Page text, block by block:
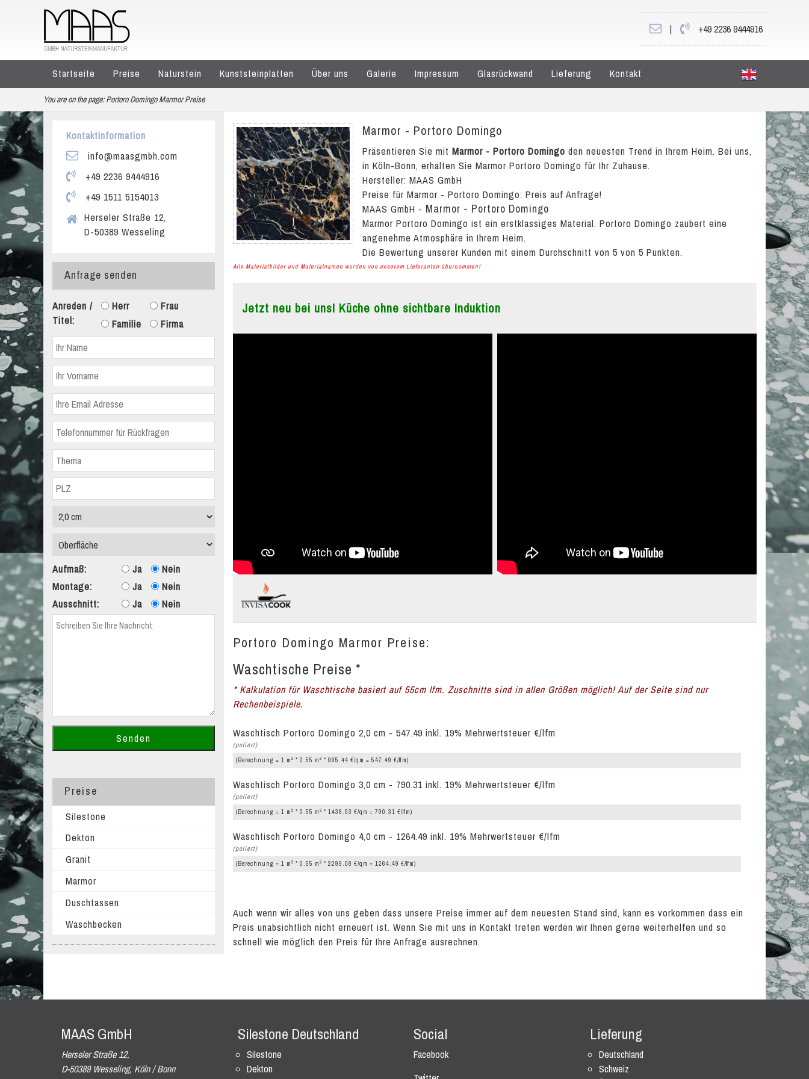
| +49 2236 9444916
Startseite Preise Naturstein Kunststeinplatten Über uns Galerie Impressum Glasrückwand Lieferung Kontakt
You are on the page: Portoro Domingo Marmor Preise
Marmor - Portoro Domingo
Präsentieren Sie mit Marmor - Portoro Domingo den neuesten Trend in Ihrem Heim. Bei uns,
in Köln-Bonn, erhalten Sie Marmor Portoro Domingo für Ihr Zuhause.
Hersteller: MAAS GmbH
Preise für Marmor - Portoro Domingo: Preis auf Anfrage!
MAAS GmbH - Marmor - Portoro Domingo
Marmor Portoro Domingo ist ein erstklassiges Material. Portoro Domingo zaubert eine
angenehme Atmosphäre in Ihrem Heim.
Die Bewertung unserer Kunden mit einem Durchschnitt von 5 von 5 Punkten.
Alle Materialbilder und Materialnamen wurden von unserem Lieferanten übernommen!
Jetzt neu bei uns! Küche ohne sichtbare Induktion
Portoro Domingo Marmor Preise:
Waschtische Preise *
* Kalkulation für Waschtische basiert auf 55cm lfm. Zuschnitte sind in allen Größen möglich! Auf der Seite sind nur
Rechenbeispiele.
Waschtisch Portoro Domingo 2,0 cm - 547.49 inkl. 19% Mehrwertsteuer €/lfm
(poliert)
(Berechnung = 1 m 2 * 0.55 m 2 * 995.44 €/qm = 547.49 €/lfm)
Waschtisch Portoro Domingo 3,0 cm - 790.31 inkl. 19% Mehrwertsteuer €/lfm
(poliert)
(Berechnung = 1 m 2 * 0.55 m 2 * 1436.93 €/qm = 790.31 €/lfm)
Waschtisch Portoro Domingo 4,0 cm - 1264.49 inkl. 19% Mehrwertsteuer €/lfm
(poliert)
(Berechnung = 1 m 2 * 0.55 m 2 * 2299.08 €/qm = 1264.49 €/lfm)
Auch wenn wir alles von uns geben dass unsere Preise immer auf dem neuesten Stand sind, kann es vorkommen dass ein
Preis unabsichtlich nicht erneuert ist. Wenn Sie mit uns in Kontakt treten werden wir Ihnen gerne weiterhelfen und so
schnell wie möglich den Preis für Ihre Anfrage ausrechnen.
Kontaktinformation
info@maasgmbh.com
+49 2236 9444916
+49 1511 5154013
Herseler Straße 12,
D-50389 Wesseling
Anfrage senden
Anreden /
Titel:
Herr
Frau
Familie
Firma
Aufmaß: Ja
Nein
Montage:
Ja
Nein
Ausschnitt:
Ja Nein
Preise
Silestone
Dekton
Granit
Marmor
Duschtassen
Waschbecken
MAAS GmbH
Herseler Straße 12,
D-50389 Wesseling, Köln / Bonn
Silestone Deutschland
Silestone
Dekton
Social
Facebook
Lieferung
Deutschland
Schweiz